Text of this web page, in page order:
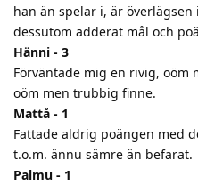
han än spelar i, är
dessutom adderat mål och
Hänni - 3
Förväntade mig en rivig, oöm
oöm men trubbig finne.
Mattå - 1
Fattade aldrig poängen med
t.o.m. ännu sämre än befarat.
Palmu - 1